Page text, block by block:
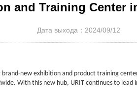
and Training Center
Дата выхода：2024/09/12
new exhibition and product training
With this new hub, URIT continues to